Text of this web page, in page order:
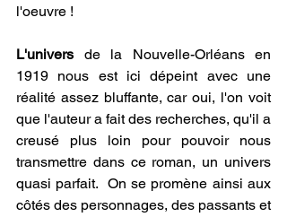
l'oeuvre !
L'univers de la Nouvelle-Orléans en
1919 nous est ici dépeint avec une
réalité assez bluffante, car oui, l'on voit
que l'auteur a fait des recherches, qu'il a
creusé plus loin pour pouvoir nous
transmettre dans ce roman, un univers
quasi parfait.  On se promène ainsi aux
côtés des personnages, des passants et